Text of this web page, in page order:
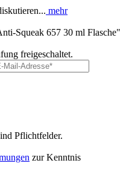
mehr
Squeak 657 30 ml Flasche"
freigeschaltet.
Pflichtfelder.
zur Kenntnis